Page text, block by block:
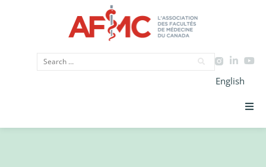
English